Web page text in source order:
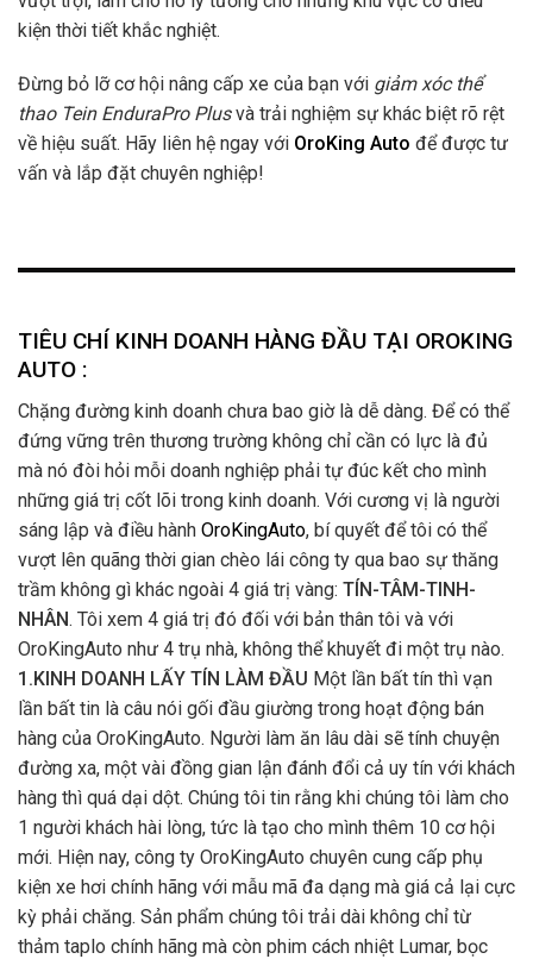
kiện thời tiết khắc nghiệt.
Đừng bỏ lỡ cơ hội nâng cấp xe của bạn với giảm xóc thể
thao Tein EnduraPro Plusvà trải nghiệm sự khác biệt rõ rệt
về hiệu suất. Hãy liên hệ ngay với OroKing Auto để được tư
vấn và lắp đặt chuyên nghiệp!
TIÊU CHÍ KINH DOANH HÀNG ĐẦU TẠI OROKING
AUTO :
Chặng đường kinh doanh chưa bao giờ là dễ dàng. Để có thể
đứng vững trên thương trường không chỉ cần có lực là đủ
mà nó đòi hỏi mỗi doanh nghiệp phải tự đúc kết cho mình
những giá trị cốt lõi trong kinh doanh. Với cương vị là người
sáng lập và điều hành OroKingAuto, bí quyết để tôi có thể
vượt lên quãng thời gian chèo lái công ty qua bao sự thăng
trầm không gì khác ngoài 4 giá trị vàng: TÍN-TÂM-TINH-
NHÂN. Tôi xem 4 giá trị đó đối với bản thân tôi và với
OroKingAuto như 4 trụ nhà, không thể khuyết đi một trụ nào.
1.KINH DOANH LẤY TÍN LÀM ĐẦU Một lần bất tín thì vạn
lần bất tin là câu nói gối đầu giường trong hoạt động bán
hàng của OroKingAuto. Người làm ăn lâu dài sẽ tính chuyện
đường xa, một vài đồng gian lận đánh đổi cả uy tín với khách
hàng thì quá dại dột. Chúng tôi tin rằng khi chúng tôi làm cho
1 người khách hài lòng, tức là tạo cho mình thêm 10 cơ hội
mới. Hiện nay, công ty OroKingAuto chuyên cung cấp phụ
kiện xe hơi chính hãng với mẫu mã đa dạng mà giá cả lại cực
kỳ phải chăng. Sản phẩm chúng tôi trải dài không chỉ từ
thảm taplo chính hãng mà còn phim cách nhiệt Lumar, bọc